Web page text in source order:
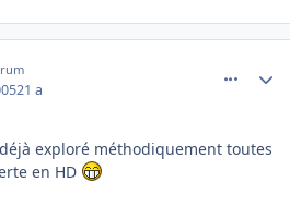
21 a
exploré méthodiquement toutes
en HD